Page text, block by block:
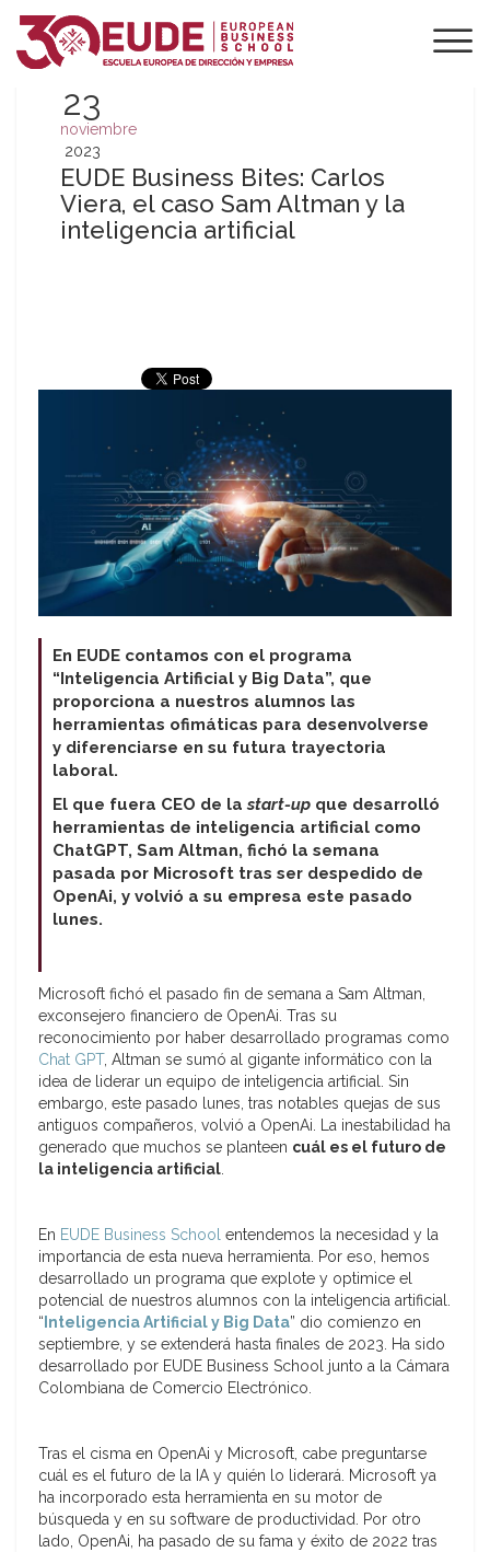
23
noviembre
2023
EUDE Business Bites: Carlos
Viera, el caso Sam Altman y la
inteligencia artificial
En EUDE contamos con el programa
“Inteligencia Artificial y Big Data”, que
proporciona a nuestros alumnos las
herramientas ofimáticas para desenvolverse
y diferenciarse en su futura trayectoria
laboral.
El que fuera CEO de lastart-up que desarrolló
herramientas de inteligencia artificial como
ChatGPT, Sam Altman, fichó la semana
pasada por Microsoft tras ser despedido de
OpenAi, y volvió a su empresa este pasado
lunes.
Microsoft fichó el pasado fin de semana a Sam Altman,
exconsejero financiero de OpenAi. Tras su
reconocimiento por haber desarrollado programas como
Chat GPT, Altman se sumó al gigante informático con la
idea de liderar un equipo de inteligencia artificial. Sin
embargo, este pasado lunes, tras notables quejas de sus
antiguos compañeros, volvió a OpenAi. La inestabilidad ha
generado que muchos se planteen cuál es el futuro de
la inteligencia artificial.
En EUDE Business School entendemos la necesidad y la
importancia de esta nueva herramienta. Por eso, hemos
desarrollado un programa que explote y optimice el
potencial de nuestros alumnos con la inteligencia artificial.
“ Inteligencia Artificial y Big Data” dio comienzo en
septiembre, y se extenderá hasta finales de 2023. Ha sido
desarrollado por EUDE Business School junto a la Cámara
Colombiana de Comercio Electrónico.
Tras el cisma en OpenAi y Microsoft, cabe preguntarse
cuál es el futuro de la IA y quién lo liderará. Microsoft ya
ha incorporado esta herramienta en su motor de
búsqueda y en su software de productividad. Por otro
lado, OpenAi, ha pasado de su fama y éxito de 2022 tras